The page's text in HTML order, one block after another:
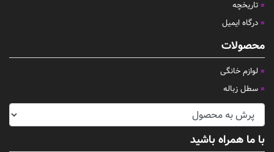
تاریخچه
درگاه ایمیل
محصولات
لوازم خانگی
سطل زباله
با ما همراه باشید